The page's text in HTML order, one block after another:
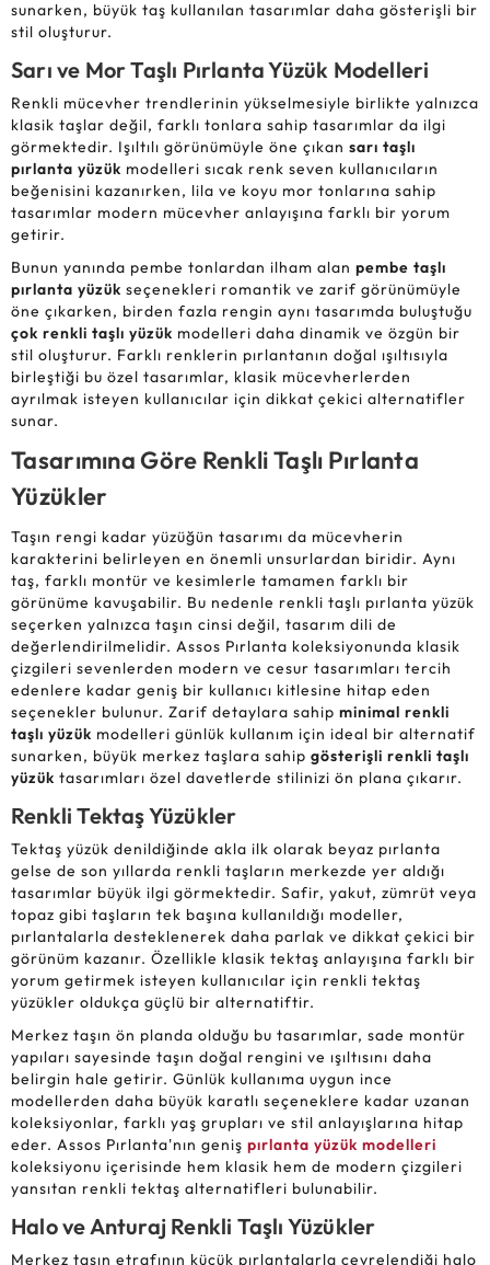
sunarken, büyük taş kullanılan tasarımlar daha gösterişli bir
stil oluşturur.
Sarı ve Mor Taşlı Pırlanta Yüzük Modelleri
Renkli mücevher trendlerinin yükselmesiyle birlikte yalnızca
klasik taşlar değil, farklı tonlara sahip tasarımlar da ilgi
görmektedir. Işıltılı görünümüyle öne çıkan sarı taşlı
pırlanta yüzük modelleri sıcak renk seven kullanıcıların
beğenisini kazanırken, lila ve koyu mor tonlarına sahip
tasarımlar modern mücevher anlayışına farklı bir yorum
getirir.
Bunun yanında pembe tonlardan ilham alan pembe taşlı
pırlanta yüzük seçenekleri romantik ve zarif görünümüyle
öne çıkarken, birden fazla rengin aynı tasarımda buluştuğu
çok renkli taşlı yüzük modelleri daha dinamik ve özgün bir
stil oluşturur. Farklı renklerin pırlantanın doğal ışıltısıyla
birleştiği bu özel tasarımlar, klasik mücevherlerden
ayrılmak isteyen kullanıcılar için dikkat çekici alternatifler
sunar.
Tasarımına Göre Renkli Taşlı Pırlanta
Yüzükler
Taşın rengi kadar yüzüğün tasarımı da mücevherin
karakterini belirleyen en önemli unsurlardan biridir. Aynı
taş, farklı montür ve kesimlerle tamamen farklı bir
görünüme kavuşabilir. Bu nedenle renkli taşlı pırlanta yüzük
seçerken yalnızca taşın cinsi değil, tasarım dili de
değerlendirilmelidir. Assos Pırlanta koleksiyonunda klasik
çizgileri sevenlerden modern ve cesur tasarımları tercih
edenlere kadar geniş bir kullanıcı kitlesine hitap eden
seçenekler bulunur. Zarif detaylara sahip minimal renkli
taşlı yüzük modelleri günlük kullanım için ideal bir alternatif
sunarken, büyük merkez taşlara sahip gösterişli renkli taşlı
yüzük tasarımları özel davetlerde stilinizi ön plana çıkarır.
Renkli Tektaş Yüzükler
Tektaş yüzük denildiğinde akla ilk olarak beyaz pırlanta
gelse de son yıllarda renkli taşların merkezde yer aldığı
tasarımlar büyük ilgi görmektedir. Safir, yakut, zümrüt veya
topaz gibi taşların tek başına kullanıldığı modeller,
pırlantalarla desteklenerek daha parlak ve dikkat çekici bir
görünüm kazanır. Özellikle klasik tektaş anlayışına farklı bir
yorum getirmek isteyen kullanıcılar için renkli tektaş
yüzükler oldukça güçlü bir alternatiftir.
Merkez taşın ön planda olduğu bu tasarımlar, sade montür
yapıları sayesinde taşın doğal rengini ve ışıltısını daha
belirgin hale getirir. Günlük kullanıma uygun ince
modellerden daha büyük karatlı seçeneklere kadar uzanan
koleksiyonlar, farklı yaş grupları ve stil anlayışlarına hitap
eder. Assos Pırlanta'nın geniş pırlanta yüzük modelleri
koleksiyonu içerisinde hem klasik hem de modern çizgileri
yansıtan renkli tektaş alternatifleri bulunabilir.
Halo ve Anturaj Renkli Taşlı Yüzükler
Merkez taşın etrafının küçük pırlantalarla çevrelendiği halo